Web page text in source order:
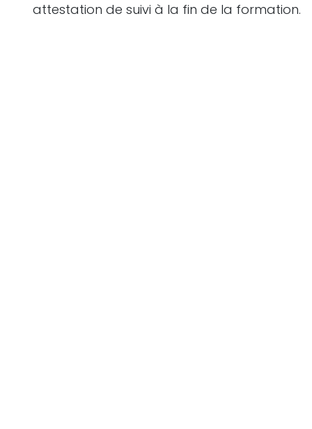
attestation de suivi à la fin de la formation.